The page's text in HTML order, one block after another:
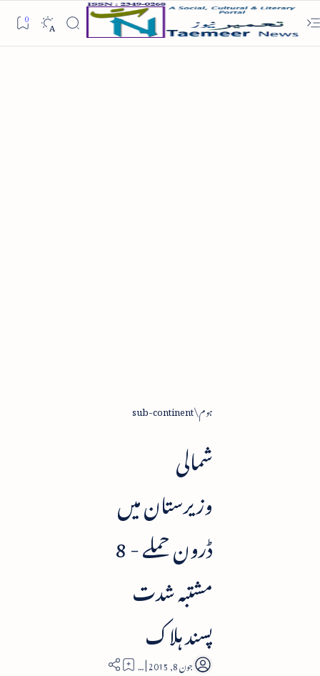
ہوم sub-continent
شمالی
وزیرستان میں
ڈرون حملے - 8
مشتبہ شدت
پسند ہلاک
2